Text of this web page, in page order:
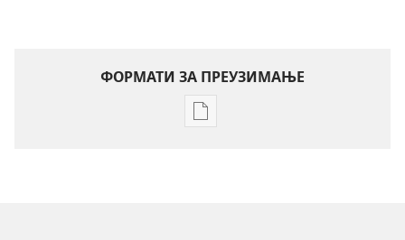
ФОРМАТИ ЗА ПРЕУЗИМАЊЕ
Формати